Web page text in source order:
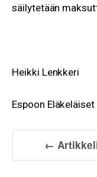
säilytetään
Heikki Lenkkeri
Espoon Eläkeläiset
←